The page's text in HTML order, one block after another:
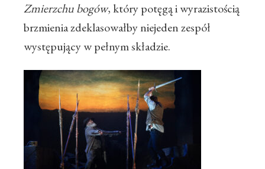
Zmierzchu bogów, który potęgą i wyrazistością
brzmienia zdeklasowałby niejeden zespół
występujący w pełnym składzie.